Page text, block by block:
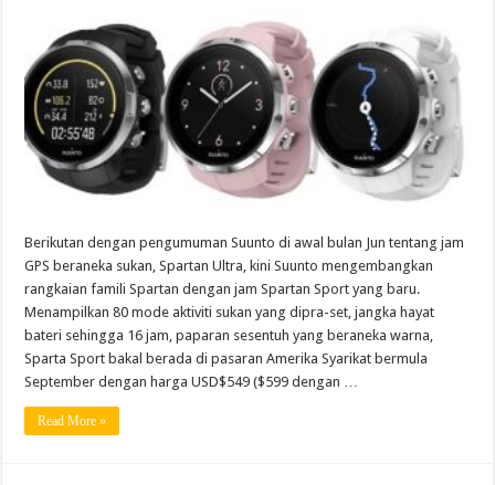
Berikutan dengan pengumuman Suunto di awal bulan Jun tentang jam
GPS beraneka sukan, Spartan Ultra, kini Suunto mengembangkan
rangkaian famili Spartan dengan jam Spartan Sport yang baru.
Menampilkan 80 mode aktiviti sukan yang dipra-set, jangka hayat
bateri sehingga 16 jam, paparan sesentuh yang beraneka warna,
Sparta Sport bakal berada di pasaran Amerika Syarikat bermula
September dengan harga USD$549 ($599 dengan …
Read More »